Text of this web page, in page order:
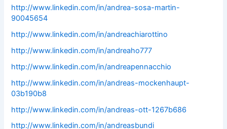
http://www.linkedin.com/in/andrea-sosa-martin-
90045654
http://www.linkedin.com/in/andreachiarottino
http://www.linkedin.com/in/andreaho777
http://www.linkedin.com/in/andreapennacchio
http://www.linkedin.com/in/andreas-mockenhaupt-
03b190b8
http://www.linkedin.com/in/andreas-ott-1267b686
http://www.linkedin.com/in/andreasbundi